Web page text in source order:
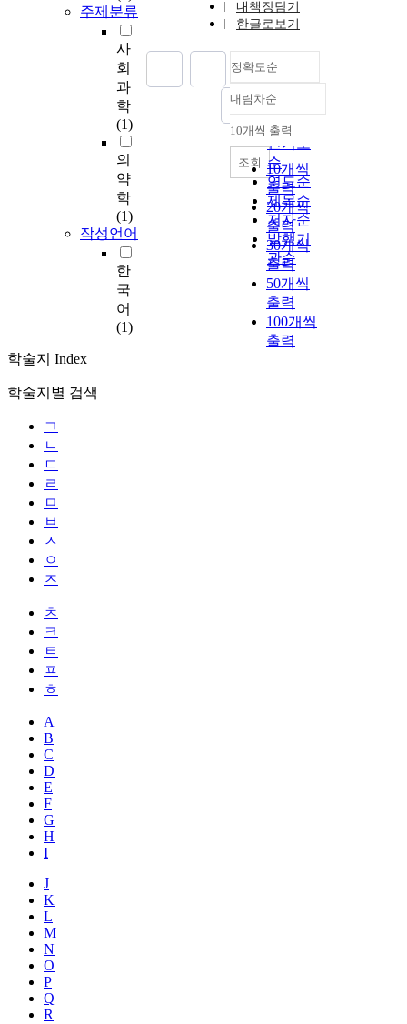
주제분류
사
회
과
학
(1)
의
약
학
(1)
작성언어
한
국
어
(1)
학술지 Index
학술지별 검색
ㄱ
ㄴ
ㄷ
ㄹ
ㅁ
ㅂ
ㅅ
ㅇ
ㅈ
ㅊ
ㅋ
ㅌ
ㅍ
ㅎ
A
B
C
D
E
F
G
H
I
J
K
L
M
N
O
P
Q
R
내책장담기
한글로보기
정확도순
정확도
순
인기도
순
연도순
제목순
저자순
발행기
관순
내림차순
내림차순
10개씩 출력
10개씩
출력
20개씩
출력
30개씩
출력
50개씩
출력
100개씩
출력
조회